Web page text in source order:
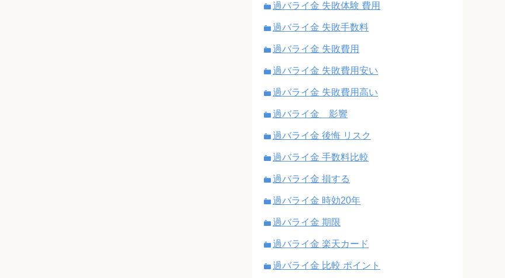
過バライ金 失敗体験 費用
過バライ金 失敗手数料
過バライ金 失敗費用
過バライ金 失敗費用安い
過バライ金 失敗費用高い
過バライ金 影響
過バライ金 後悔 リスク
過バライ金 手数料比較
過バライ金 損する
過バライ金 時効20年
過バライ金 期限
過バライ金 楽天カード
過バライ金 比較 ポイント